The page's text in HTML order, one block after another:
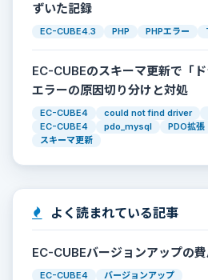
ずいた記録
EC-CUBE4.3 PHP PHPエラー
EC-CUBEのスキーマ更新で「ド
エラーの原因切り分けと対処
EC-CUBE4 could not find driver
EC-CUBE4
pdo_mysql PDO拡張
スキーマ更新
よく読まれている記事
EC-CUBEバージョンアップの
EC-CUBE4 バージョンアップ